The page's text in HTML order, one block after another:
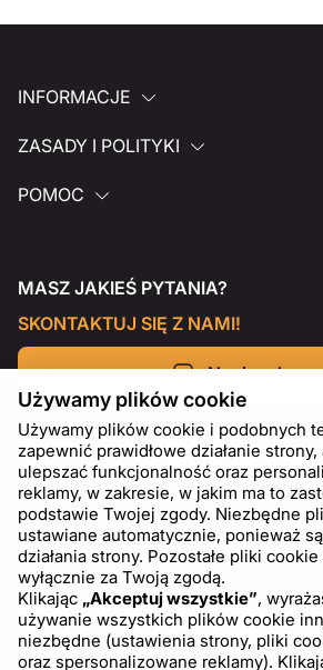
INFORMACJE
ZASADY I POLITYKI
POMOC
MASZ JAKIEŚ PYTANIA?
SKONTAKTUJ SIĘ Z NAMI!
Napisz do
PL USD - US
Używamy plików cookie
Używamy plików cookie i podobnych
zapewnić prawidłowe działanie
ulepszać funkcjonalność oraz
reklamy, w zakresie, w jakim ma to
podstawie Twojej zgody. Niezbędne
ustawiane automatycznie, ponieważ
działania strony. Pozostałe pliki
wyłącznie za Twoją zgodą.
Klikając „Akceptuj wszystkie”,
używanie wszystkich plików cookie
niezbędne (ustawienia strony, pliki
oraz spersonalizowane reklamy).